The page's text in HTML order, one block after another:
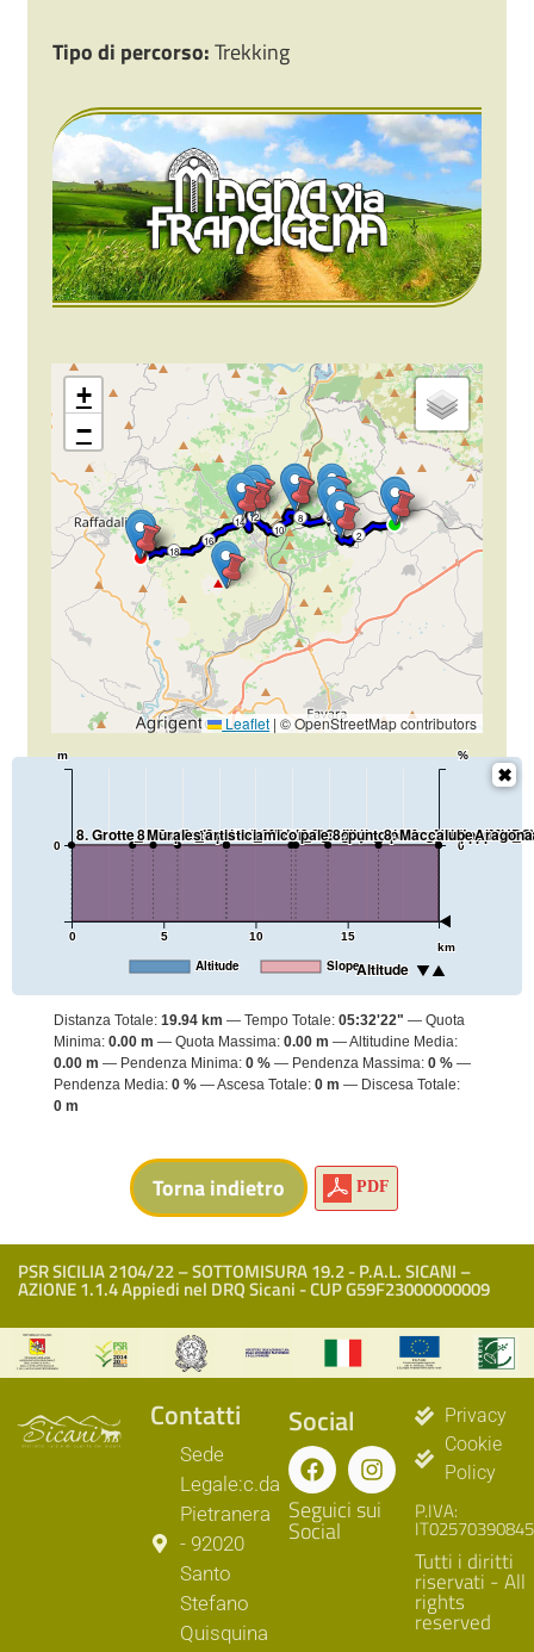
Tipo di percorso:Trekking
16
8
4
12
2
6
10
14
18
+
−
Leaflet | © OpenStreetMap contributors
0 5 10 15
km
0
m
0
%
Aragona
Comitini Joppolo
8. Comitini_San Giacomo Maggiore
8. Aragona_Chiesa Madre -
8. Grotte_Petra di Calathansuderj 8.
8. Comitini_Miniere - Osservatorio
8. punto panoramico pale eoliche8. punto panoramico Aragona
8. Grotte_ Murales artistici 8. Maccalube
Altitude SlopeAltitude
Distanza Totale: 19.94 km Tempo Totale: 05:32'22"
Quota
Minima: 0.00 m Quota Massima: 0.00 m
Altitudine Media:
0.00 m
Pendenza Minima: 0 % Pendenza Massima: 0 %
Pendenza Media: 0 % Ascesa Totale: 0 m
Discesa Totale:
0 m
PDF
PSR SICILIA 2104/22 – SOTTOMISURA 19.2 - P.A.L. SICANI –
AZIONE 1.1.4 Appiedi nel DRQ Sicani - CUP G59F23000000009
Contatti
Sede
Legale:c.da
Pietranera
- 92020
Santo
Stefano
Quisquina
Social
Seguici sui
Social
Privacy
Cookie
Policy
P.IVA:
IT02570390845
Tutti i diritti
riservati - All
rights
reserved